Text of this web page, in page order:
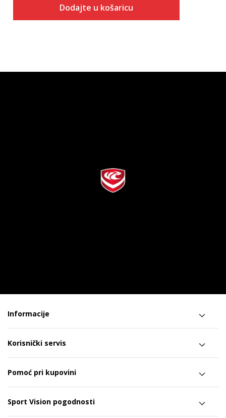
Dodajte u košaricu
Informacije
Korisnički servis
Pomoć pri kupovini
Sport Vision pogodnosti